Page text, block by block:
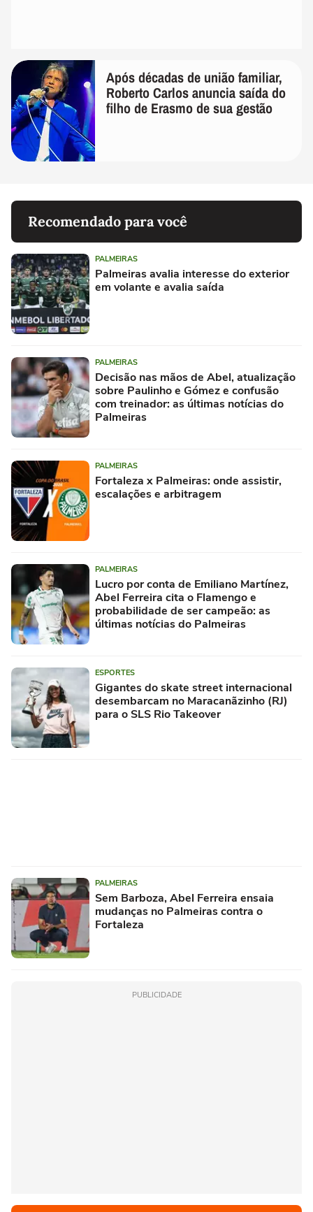
Após décadas de união familiar,
Roberto Carlos anuncia saída do
filho de Erasmo de sua gestão
Recomendado para você
PALMEIRAS
Palmeiras avalia interesse do exterior
em volante e avalia saída
PALMEIRAS
Decisão nas mãos de Abel, atualização
sobre Paulinho e Gómez e confusão
com treinador: as últimas notícias do
Palmeiras
PALMEIRAS
Fortaleza x Palmeiras: onde assistir,
escalações e arbitragem
PALMEIRAS
Lucro por conta de Emiliano Martínez,
Abel Ferreira cita o Flamengo e
probabilidade de ser campeão: as
últimas notícias do Palmeiras
ESPORTES
Gigantes do skate street internacional
desembarcam no Maracanãzinho (RJ)
para o SLS Rio Takeover
PALMEIRAS
Sem Barboza, Abel Ferreira ensaia
mudanças no Palmeiras contra o
Fortaleza
PUBLICIDADE